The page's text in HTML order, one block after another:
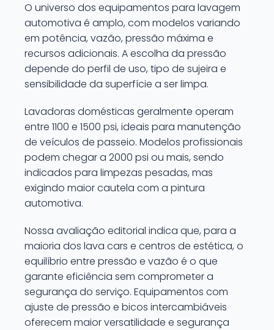
O universo dos equipamentos para lavagem
automotiva é amplo, com modelos variando
em potência, vazão, pressão máxima e
recursos adicionais. A escolha da pressão
depende do perfil de uso, tipo de sujeira e
sensibilidade da superfície a ser limpa.
Lavadoras domésticas geralmente operam
entre 1100 e 1500 psi, ideais para manutenção
de veículos de passeio. Modelos profissionais
podem chegar a 2000 psi ou mais, sendo
indicados para limpezas pesadas, mas
exigindo maior cautela com a pintura
automotiva.
Nossa avaliação editorial indica que, para a
maioria dos lava cars e centros de estética, o
equilíbrio entre pressão e vazão é o que
garante eficiência sem comprometer a
segurança do serviço. Equipamentos com
ajuste de pressão e bicos intercambiáveis
oferecem maior versatilidade e segurança